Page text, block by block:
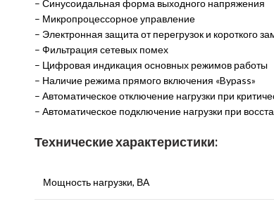
– Синусоидальная форма выходного напряжения
– Микропроцессорное управление
– Электронная защита от перегрузок и короткого
– Фильтрация сетевых помех
– Цифровая индикация основных режимов работы
– Наличие режима прямого включения «Bypass»
– Автоматическое отключение нагрузки при
– Автоматическое подключение нагрузки при
Технические характеристики:
Мощность нагрузки, ВА